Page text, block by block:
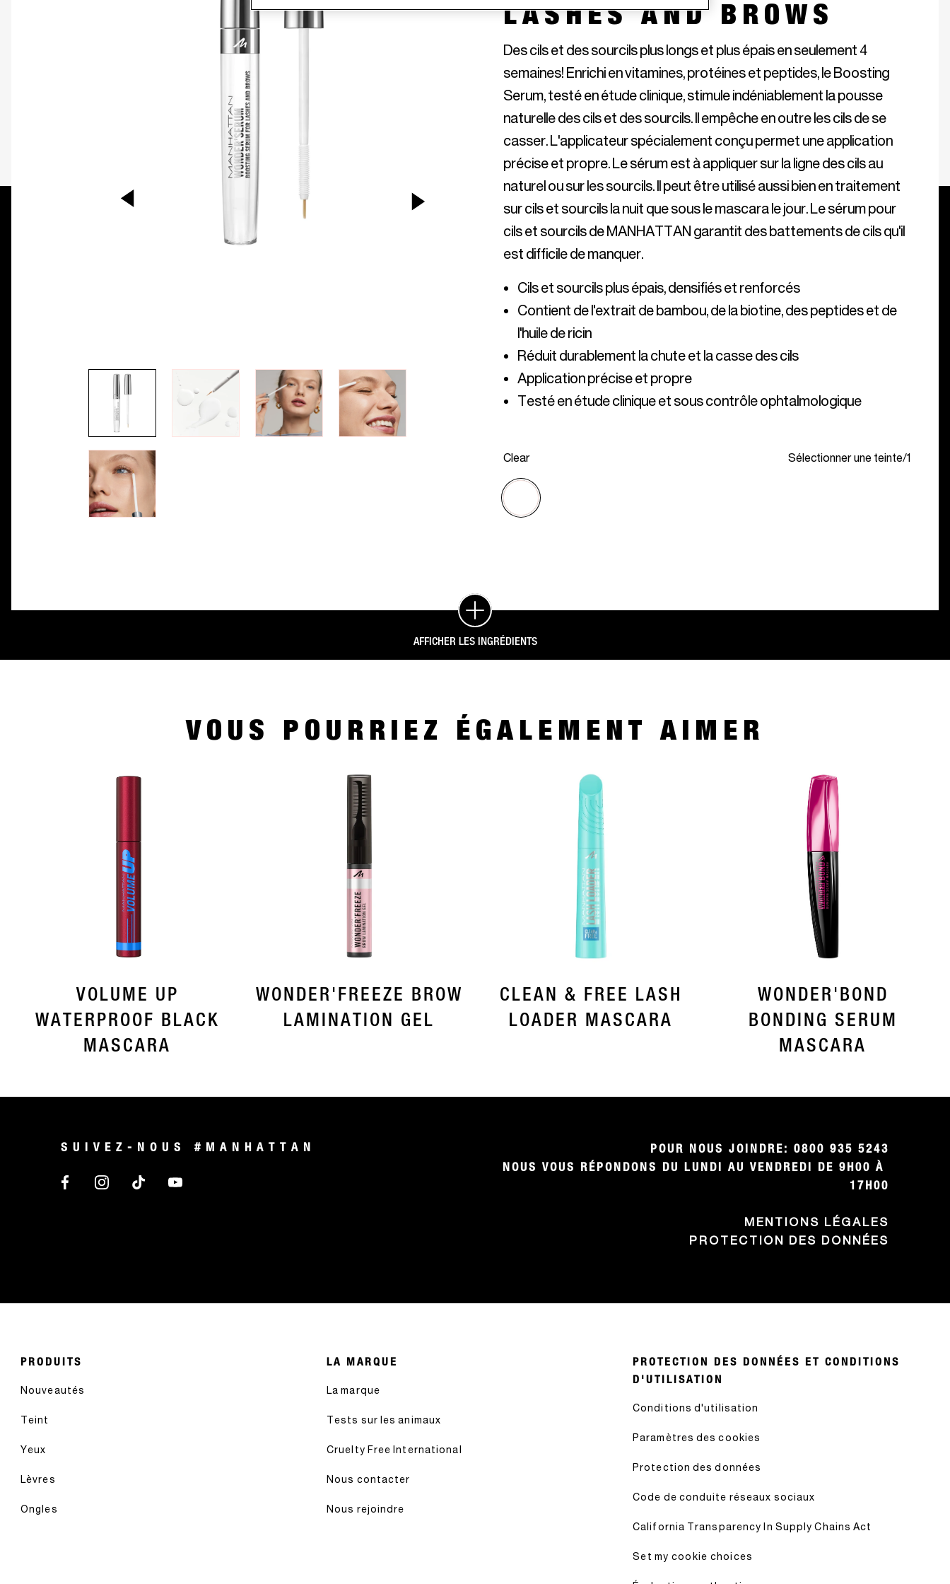
LASHES AND BROWS
Des cils et des sourcils plus longs et plus épais en seulement 4
semaines! Enrichi en vitamines, protéines et peptides, le Boosting
Serum, testé en étude clinique, stimule indéniablement la pousse
naturelle des cils et des sourcils. Il empêche en outre les cils de se
casser. L'applicateur spécialement conçu permet une application
précise et propre. Le sérum est à appliquer sur la ligne des cils au
naturel ou sur les sourcils. Il peut être utilisé aussi bien en traitement
sur cils et sourcils la nuit que sous le mascara le jour. Le sérum pour
cils et sourcils de MANHATTAN garantit des battements de cils qu'il
Contient de l'extrait de bambou, de la biotine, des peptides et de
Testé en étude clinique et sous contrôle ophtalmologique
Clear Sélectionner une teinte/1
AFFICHER LES INGRÉDIENTS
VOUS POURRIEZ ÉGALEMENT AIMER
VOLUME UP
WATERPROOF BLACK
MASCARA
WONDER'FREEZE BROW
LAMINATION GEL
CLEAN & FREE LASH
LOADER MASCARA
WONDER'BOND
BONDING SERUM
MASCARA
SUIVEZ-NOUS #MANHATTAN
POUR NOUS JOINDRE: 0800 935 5243
NOUS VOUS RÉPONDONS DU LUNDI AU VENDREDI DE 9H00 À
17H00
MENTIONS LÉGALES
PROTECTION DES DONNÉES
PRODUITS
Nouveautés
Teint
Yeux
Lèvres
Ongles
LA MARQUE
La marque
Tests sur les animaux
Cruelty Free International
Nous contacter
Nous rejoindre
PROTECTION DES DONNÉES ET CONDITIONS
D'UTILISATION
Conditions d'utilisation
Paramètres des cookies
Protection des données
Code de conduite réseaux sociaux
California Transparency In Supply Chains Act
Set my cookie choices